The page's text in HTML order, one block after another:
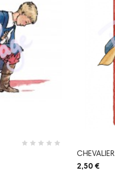
CHEVALIER
2,50 €